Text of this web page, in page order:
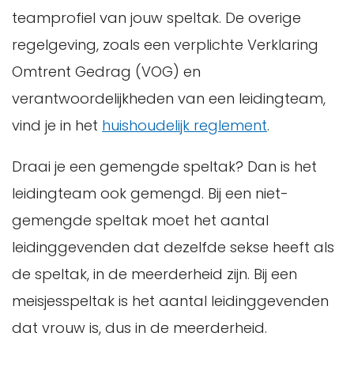
teamprofiel van jouw speltak. De overige
regelgeving, zoals een verplichte Verklaring
Omtrent Gedrag (VOG) en
verantwoordelijkheden van een leidingteam,
vind je in het huishoudelijk reglement.
Draai je een gemengde speltak? Dan is het
leidingteam ook gemengd. Bij een niet-
gemengde speltak moet het aantal
leidinggevenden dat dezelfde sekse heeft als
de speltak, in de meerderheid zijn. Bij een
meisjesspeltak is het aantal leidinggevenden
dat vrouw is, dus in de meerderheid.